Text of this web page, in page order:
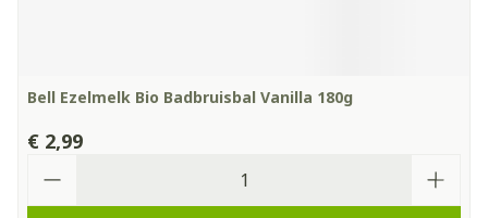
Bell Ezelmelk Bio Badbruisbal Vanilla 180g
€ 2,99